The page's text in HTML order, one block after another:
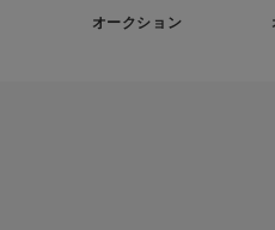
オークション